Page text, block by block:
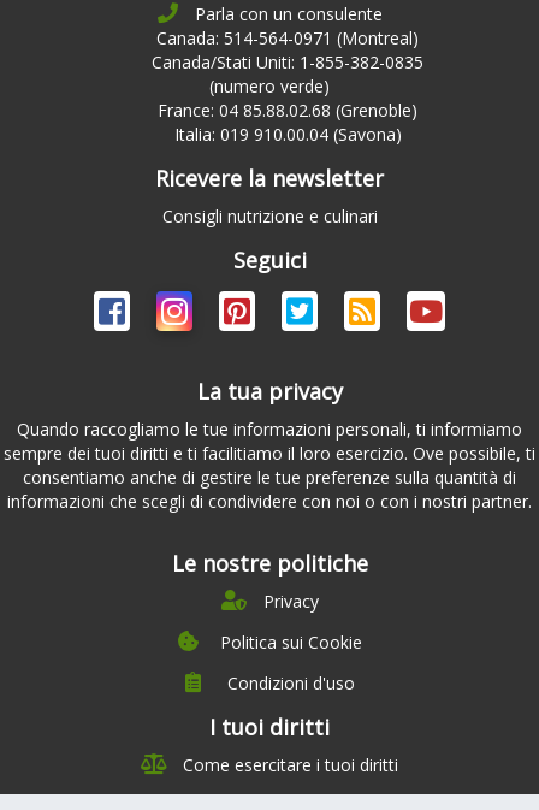
Parla con un consulente
Canada: 514-564-0971 (Montreal)
Canada/Stati Uniti: 1-855-382-0835
(numero verde)
France: 04 85.88.02.68 (Grenoble)
Italia: 019 910.00.04 (Savona)
Ricevere la newsletter
Consigli nutrizione e culinari
Seguici
La tua privacy
Quando raccogliamo le tue informazioni personali, ti informiamo
sempre dei tuoi diritti e ti facilitiamo il loro esercizio. Ove possibile, ti
consentiamo anche di gestire le tue preferenze sulla quantità di
informazioni che scegli di condividere con noi o con i nostri partner.
Le nostre politiche
Privacy
Politica sui Cookie
Condizioni d'uso
I tuoi diritti
Come esercitare i tuoi diritti
Management Team